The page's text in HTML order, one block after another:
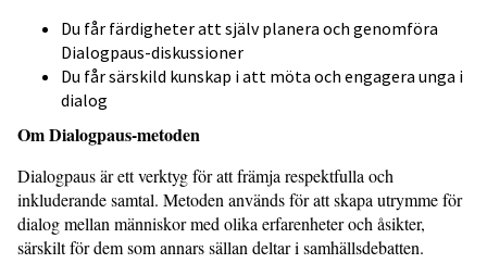
Du får färdigheter att själv planera och genomföra
Dialogpaus-diskussioner
Du får särskild kunskap i att möta och engagera unga i
dialog
Om Dialogpaus-metoden
Dialogpaus är ett verktyg för att främja respektfulla och
inkluderande samtal. Metoden används för att skapa utrymme för
dialog mellan människor med olika erfarenheter och åsikter,
särskilt för dem som annars sällan deltar i samhällsdebatten.